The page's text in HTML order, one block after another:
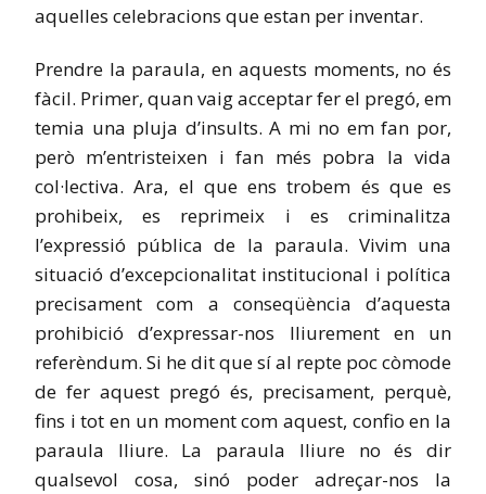
aquelles celebracions que estan per inventar.
Prendre la paraula, en aquests moments, no és
fàcil. Primer, quan vaig acceptar fer el pregó, em
temia una pluja d’insults. A mi no em fan por,
però m’entristeixen i fan més pobra la vida
col·lectiva. Ara, el que ens trobem és que es
prohibeix, es reprimeix i es criminalitza
l’expressió pública de la paraula. Vivim una
situació d’excepcionalitat institucional i política
precisament com a conseqüència d’aquesta
prohibició d’expressar-nos lliurement en un
referèndum. Si he dit que sí al repte poc còmode
de fer aquest pregó és, precisament, perquè,
fins i tot en un moment com aquest, confio en la
paraula lliure. La paraula lliure no és dir
qualsevol cosa, sinó poder adreçar-nos la